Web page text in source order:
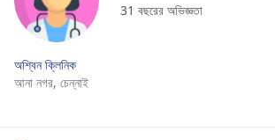
31 বছরের অভিজ্ঞতা
অশ্বিন ক্লিনিক
আনা নগর, চেন্নাই